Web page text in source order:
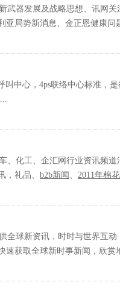
武器发展及战略思想、讯网
亚局势新消息、金正恩健康问
中心，4ps联络中心标准，
、化工、企汇网行业资讯频
，礼品、 b2b新闻 、 2011年棉
全球新资讯，时时与世界互
速获取全球新时事新闻，欣赏